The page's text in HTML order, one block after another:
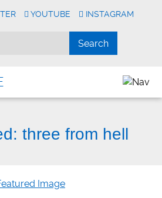
YOUTUBE INSTAGRAM
three from hell